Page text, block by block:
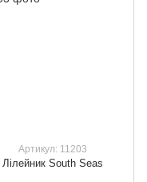
Артикул: 11203
Лілейник South Seas